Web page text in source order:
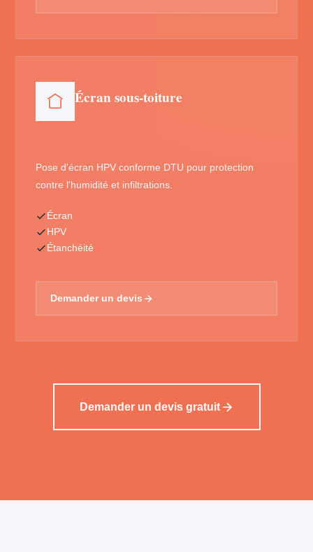
Écran sous-toiture
Pose d'écran HPV conforme DTU pour protection
contre l'humidité et infiltrations.
Écran
HPV
Étanchéité
Demander un devis
Demander un devis gratuit